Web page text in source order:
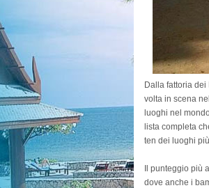
Dalla fattoria
volta in scena
luoghi nel
lista completa
ten dei luoghi
Il punteggio più
dove anche i